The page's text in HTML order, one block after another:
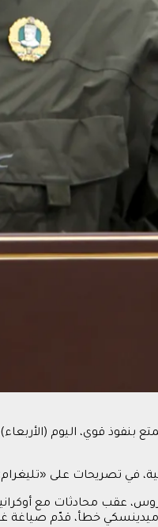
بنفوذ قوي، اليوم
في تصريحات على
عقب محادثات مع
خطأ، قدّم صياغة